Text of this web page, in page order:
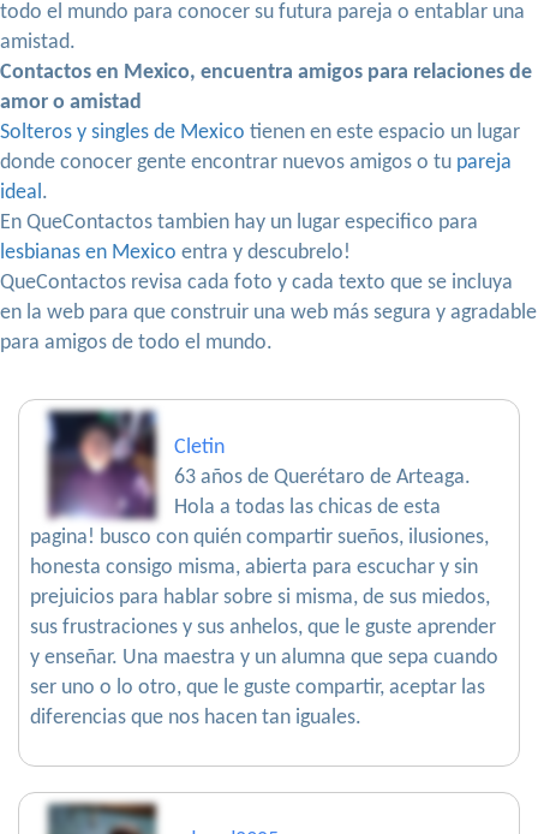
todo el mundo para conocer su futura pareja o entablar una
amistad.
Contactos en Mexico, encuentra amigos para relaciones de
amor o amistad
Solteros y singles de Mexico tienen en este espacio un lugar
donde conocer gente encontrar nuevos amigos o tu pareja
ideal.
En QueContactos tambien hay un lugar especifico para
lesbianas en Mexico entra y descubrelo!
QueContactos revisa cada foto y cada texto que se incluya
en la web para que construir una web más segura y agradable
para amigos de todo el mundo.
Cletin
63 años de Querétaro de Arteaga.
Hola a todas las chicas de esta
pagina! busco con quién compartir sueños, ilusiones,
honesta consigo misma, abierta para escuchar y sin
prejuicios para hablar sobre si misma, de sus miedos,
sus frustraciones y sus anhelos, que le guste aprender
y enseñar. Una maestra y un alumna que sepa cuando
ser uno o lo otro, que le guste compartir, aceptar las
diferencias que nos hacen tan iguales.